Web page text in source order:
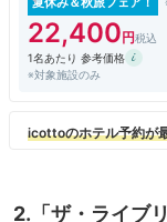
22,400
1名あたり 参考価格
※対象施設のみ
2.「ザ・ライブ